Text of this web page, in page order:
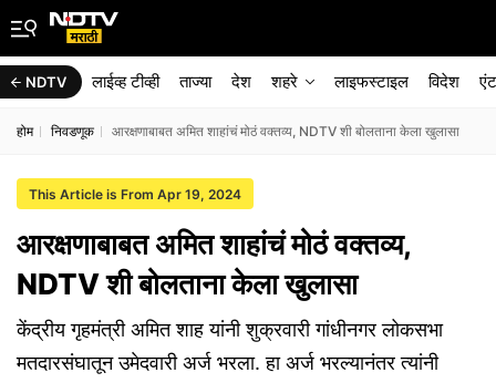
NDTV लाईव्ह टीव्ही ताज्या देश शहरे लाइफस्टाइल विदेश
होम निवडणूक आरक्षणाबाबत अमित शाहांचं मोठं वक्तव्य, NDTV शी बोलताना केला खुलासा
This Article is From Apr 19, 2024
आरक्षणाबाबत अमित शाहांचं मोठं वक्तव्य,
NDTV शी बोलताना केला खुलासा
केंद्रीय गृहमंत्री अमित शाह यांनी शुक्रवारी गांधीनगर लोकसभा
मतदारसंघातून उमेदवारी अर्ज भरला. हा अर्ज भरल्यानंतर त्यांनी